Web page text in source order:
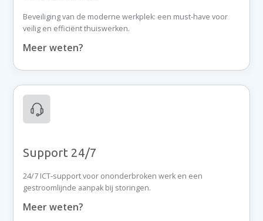
Beveiliging van de moderne werkplek: een must-have voor
veilig en efficiënt thuiswerken.
Meer weten?
Support 24/7
24/7 ICT-support voor ononderbroken werk en een
gestroomlijnde aanpak bij storingen.
Meer weten?